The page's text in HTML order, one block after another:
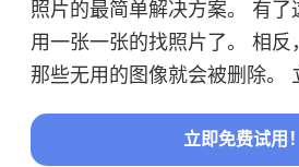
照片的最简单解决方案。 有
用一张一张的找照片了。 相反
那些无用的图像就会被删除。
立即免费试用！